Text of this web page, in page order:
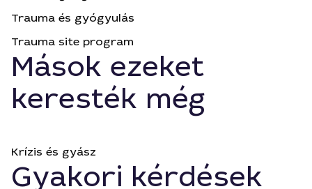
Trauma és gyógyulás
Trauma site program
Mások ezeket
keresték még
Krízis és gyász
Gyakori kérdések